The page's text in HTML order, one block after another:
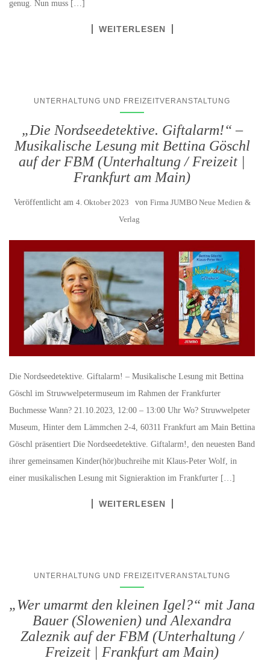
genug. Nun muss […]
WEITERLESEN
UNTERHALTUNG UND FREIZEITVERANSTALTUNG
„Die Nordseedetektive. Giftalarm!“ –
Musikalische Lesung mit Bettina Göschl
auf der FBM (Unterhaltung / Freizeit |
Frankfurt am Main)
Veröffentlicht am 4. Oktober 2023 von Firma JUMBO Neue Medien &
Verlag
Die Nordseedetektive. Giftalarm! – Musikalische Lesung mit Bettina
Göschl im Struwwelpetermuseum im Rahmen der Frankfurter
Buchmesse Wann? 21.10.2023, 12:00 – 13:00 Uhr Wo? Struwwelpeter
Museum, Hinter dem Lämmchen 2-4, 60311 Frankfurt am Main Bettina
Göschl präsentiert Die Nordseedetektive. Giftalarm!, den neuesten Band
ihrer gemeinsamen Kinder(hör)buchreihe mit Klaus-Peter Wolf, in
einer musikalischen Lesung mit Signieraktion im Frankfurter […]
WEITERLESEN
UNTERHALTUNG UND FREIZEITVERANSTALTUNG
„Wer umarmt den kleinen Igel?“ mit Jana
Bauer (Slowenien) und Alexandra
Zaleznik auf der FBM (Unterhaltung /
Freizeit | Frankfurt am Main)